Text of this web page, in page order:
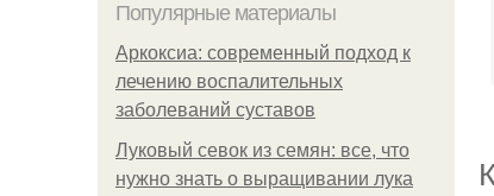
Популярные материалы
Аркоксиа: современный подход к
лечению воспалительных
заболеваний суставов
Луковый севок из семян: все, что
нужно знать о выращивании лука